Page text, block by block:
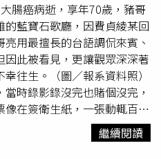
腸癌病逝，享年70歲，豬哥
藍寶石歌廳，因費貞綾某回
用最擅長的台語調侃來賓、
此被看見，更讓觀眾深深著
往生。（圖／報系資料照）
時錄影錄沒完也賭個沒完，
在簽衛生紙，一張動輒百
時是天價，就連藝人張琪看
簽」，雖然豬哥亮已深陷其
繼續閱讀